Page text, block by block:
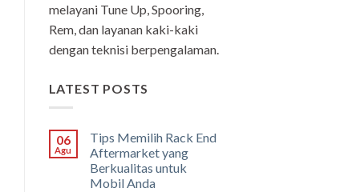
melayani Tune Up, Spooring,
Rem, dan layanan kaki-kaki
dengan teknisi berpengalaman.
LATEST POSTS
06
Agu
Tips Memilih Rack End
Aftermarket yang
Berkualitas untuk
Mobil Anda